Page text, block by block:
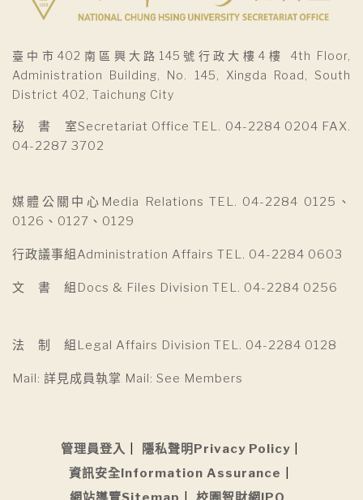
臺中市402南區興大路145號行政大樓4樓 4th Floor,
Administration Building, No. 145, Xingda Road, South
District 402, Taichung City
秘 書 室Secretariat Office TEL. 04-2284 0204 FAX.
04-2287 3702
媒體公關中心Media Relations TEL. 04-2284 0125、
0126、0127、0129
行政議事組Administration Affairs TEL. 04-2284 0603
文 書 組Docs & Files Division TEL. 04-2284 0256
法 制 組Legal Affairs Division TEL. 04-2284 0128
Mail: 詳見成員執掌 Mail: See Members
管理員登入
隱私聲明Privacy Policy
資訊安全Information Assurance